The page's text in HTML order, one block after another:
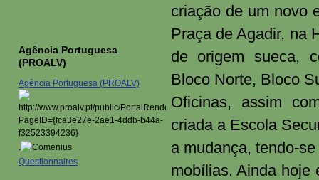
criação de um novo
Praça de Agadir, na
de origem sueca,
Bloco Norte, Bloco
Oficinas, assim
criada a Escola
a mudança, tendo-
mobílias. Ainda hoje
Agência Portuguesa
(PROALV)
Agência Portuguesa (PROALV)
.
Questionnaires